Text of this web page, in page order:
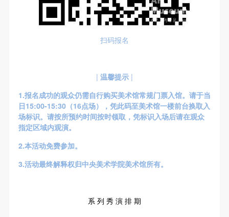
扫码报名
| 温馨提示 |
1.报名成功的观众仍需自行购买美术馆常规门票入馆。请于当
日15:00-15:30（16点场），凭此码至美术馆一楼前台换取入
场标识。请按所预约时间按时领取，凭标识入场后请在观众
指定区域内观演。
2.本活动免费参加。
3.活动最终解释权归中央美术学院美术馆所有。
系 列 秀 演 排 期